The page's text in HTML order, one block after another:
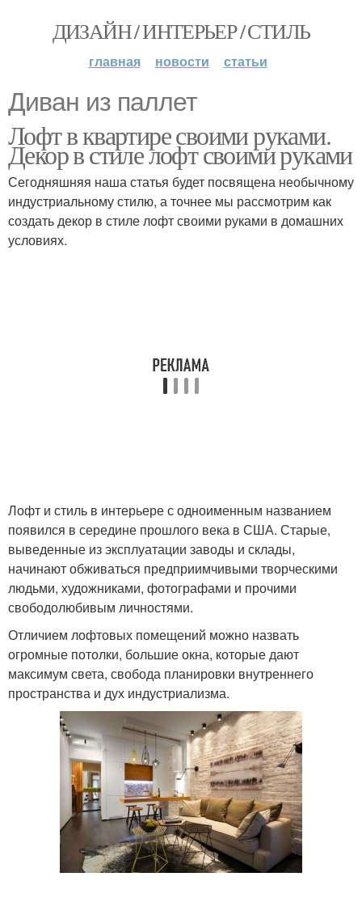
ДИЗАЙН / ИНТЕРЬЕР / СТИЛЬ
главная новости статьи
Диван из паллет
Лофт в квартире своими руками.
Декор в стиле лофт своими руками
Сегодняшняя наша статья будет посвящена необычному
индустриальному стилю, а точнее мы рассмотрим как
создать декор в стиле лофт своими руками в домашних
условиях.
Лофт и стиль в интерьере с одноименным названием
появился в середине прошлого века в США. Старые,
выведенные из эксплуатации заводы и склады,
начинают обживаться предприимчивыми творческими
людьми, художниками, фотографами и прочими
свободолюбивым личностями.
Отличием лофтовых помещений можно назвать
огромные потолки, большие окна, которые дают
максимум света, свобода планировки внутреннего
пространства и дух индустриализма.